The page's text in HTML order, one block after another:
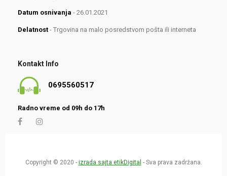
Datum osnivanja - 26.01.2021
Delatnost - Trgovina na malo posredstvom pošta ili interneta
Kontakt Info
0695560517
Radno vreme od 09h do 17h
Copyright © 2020 - izrada sajta etikDigital - Sva prava zadržana.